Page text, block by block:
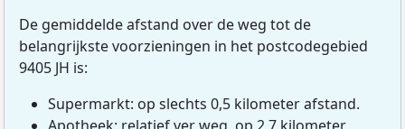
De gemiddelde afstand over de weg tot de
belangrijkste voorzieningen in het postcodegebied
9405 JH is:
Supermarkt: op slechts 0,5 kilometer afstand.